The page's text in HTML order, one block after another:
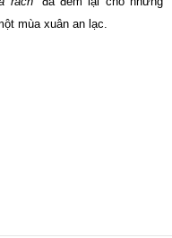
mùa xuân an lạc.